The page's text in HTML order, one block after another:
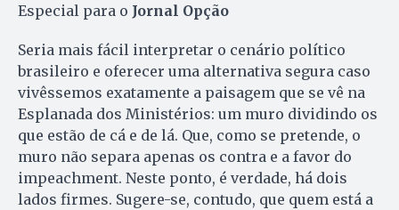
Especial para o Jornal Opção
Seria mais fácil interpretar o cenário político
brasileiro e oferecer uma alternativa segura caso
vivêssemos exatamente a paisagem que se vê na
Esplanada dos Ministérios: um muro dividindo os
que estão de cá e de lá. Que, como se pretende, o
muro não separa apenas os contra e a favor do
impeachment. Neste ponto, é verdade, há dois
lados firmes. Sugere-se, contudo, que quem está a